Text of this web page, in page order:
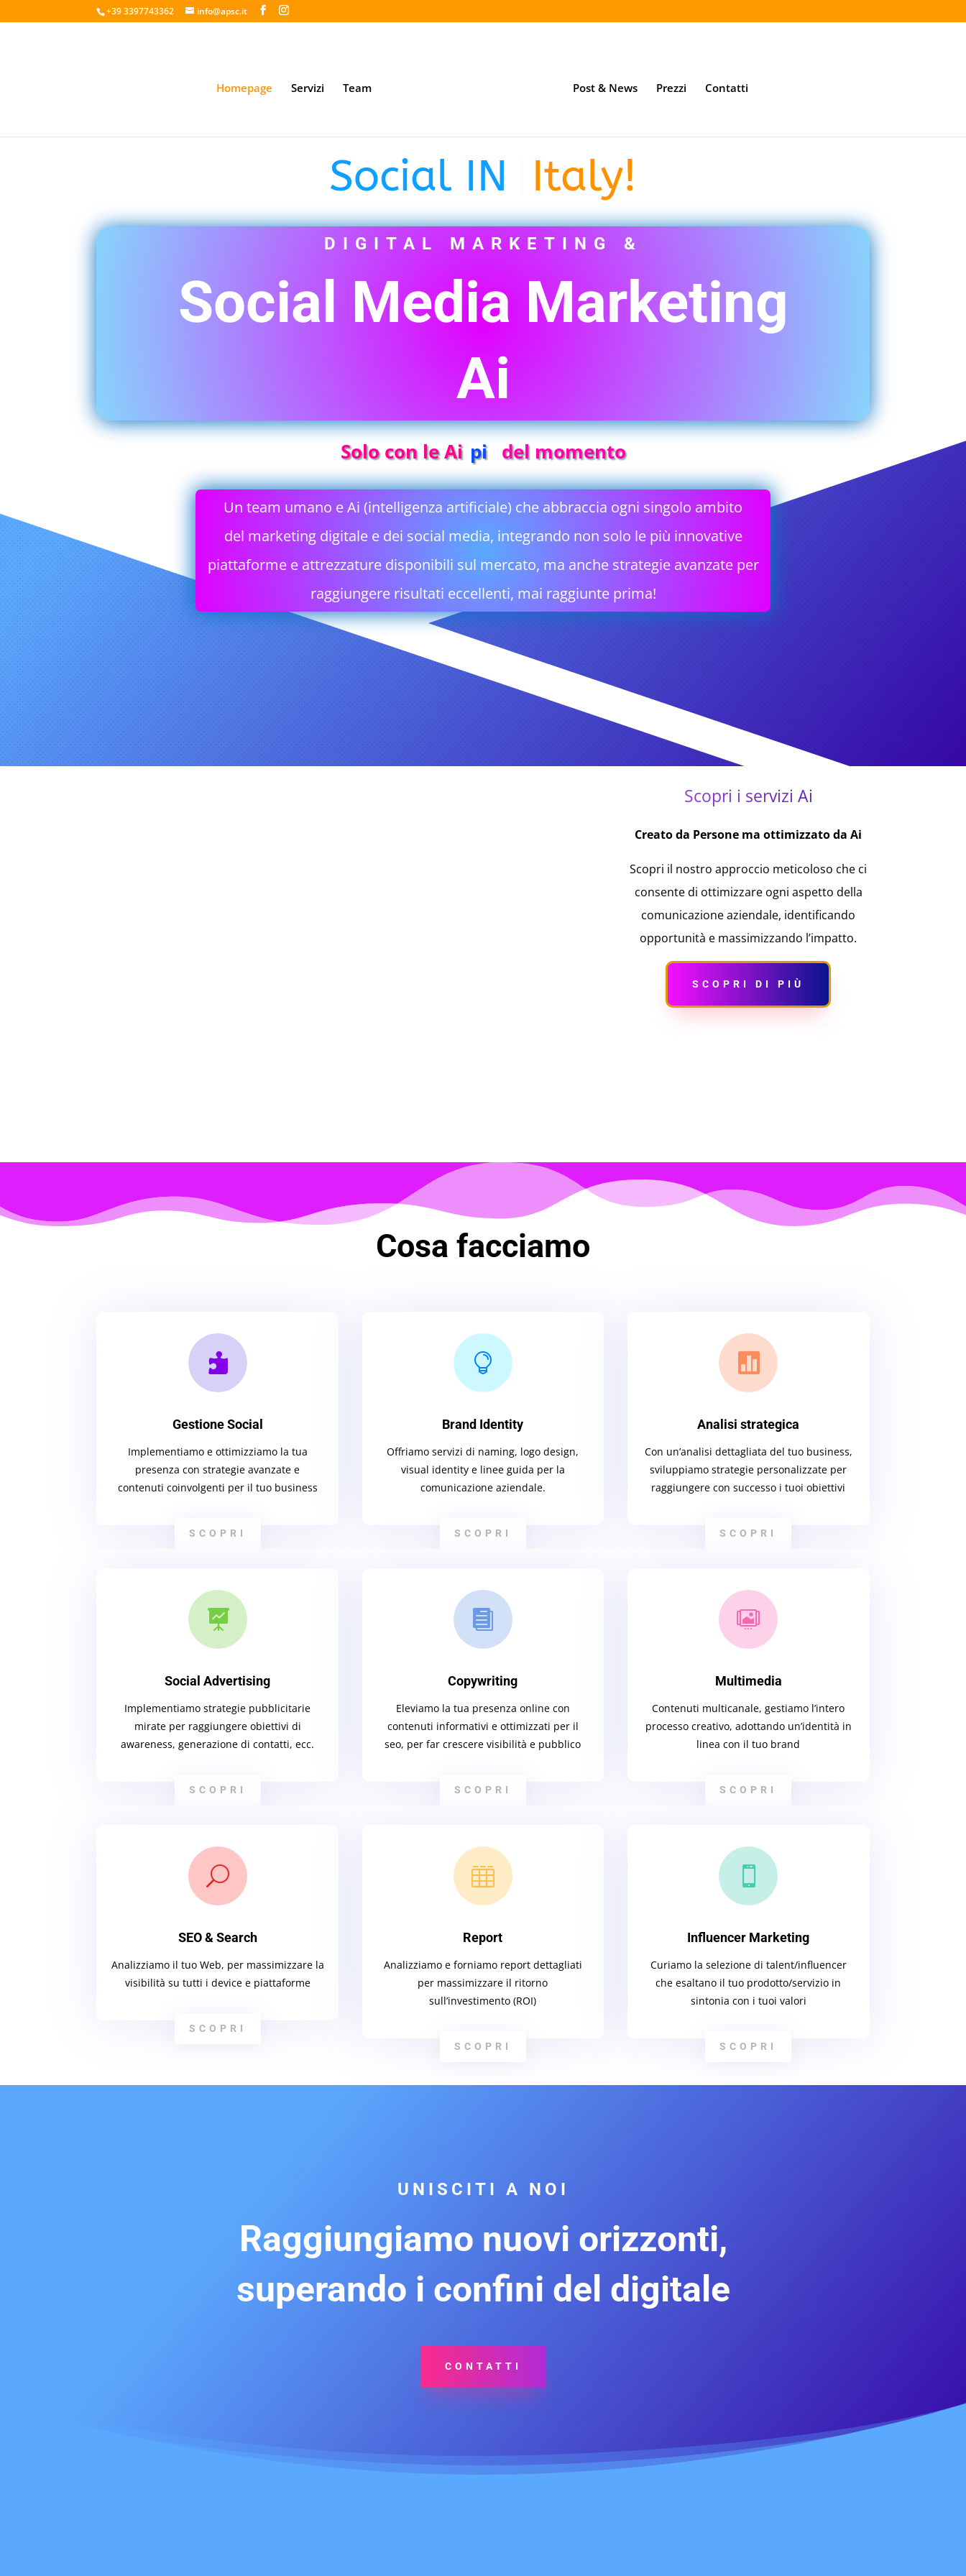
+39 3397743362 info@apsc.it
Homepage Servizi Team Post & News Prezzi Contatti
Social INè or a in|Italy!
DIGITAL MARKETING &
Social Media Marketing
Ai
Solo con le Ai | del momento
Un team umano e Ai (intelligenza artificiale) che abbraccia ogni singolo ambito
del marketing digitale e dei social media, integrando non solo le più innovative
piattaforme e attrezzature disponibili sul mercato, ma anche strategie avanzate per
raggiungere risultati eccellenti, mai raggiunte prima!
Scopri i servizi Ai
Creato da Persone ma ottimizzato da Ai
Scopri il nostro approccio meticoloso che ci
consente di ottimizzare ogni aspetto della
comunicazione aziendale, identificando
opportunità e massimizzando l’impatto.
SCOPRI DI PIÙ
Cosa facciamo

Gestione Social
Implementiamo e ottimizziamo la tua
presenza con strategie avanzate e
contenuti coinvolgenti per il tuo business
SCOPRI

Brand Identity
Offriamo servizi di naming, logo design,
visual identity e linee guida per la
comunicazione aziendale.
SCOPRI

Analisi strategica
Con un’analisi dettagliata del tuo business,
sviluppiamo strategie personalizzate per
raggiungere con successo i tuoi obiettivi
SCOPRI

Social Advertising
Implementiamo strategie pubblicitarie
mirate per raggiungere obiettivi di
awareness, generazione di contatti, ecc.
SCOPRI

Copywriting
Eleviamo la tua presenza online con
contenuti informativi e ottimizzati per il
seo, per far crescere visibilità e pubblico
SCOPRI

Multimedia
Contenuti multicanale, gestiamo l’intero
processo creativo, adottando un’identità in
linea con il tuo brand
SCOPRI
U
SEO & Search
Analizziamo il tuo Web, per massimizzare la
visibilità su tutti i device e piattaforme
SCOPRI

Report
Analizziamo e forniamo report dettagliati
per massimizzare il ritorno
sull’investimento (ROI)
SCOPRI

Influencer Marketing
Curiamo la selezione di talent/influencer
che esaltano il tuo prodotto/servizio in
sintonia con i tuoi valori
SCOPRI
UNISCITI A NOI
Raggiungiamo nuovi orizzonti,
superando i confini del digitale
CONTATTI